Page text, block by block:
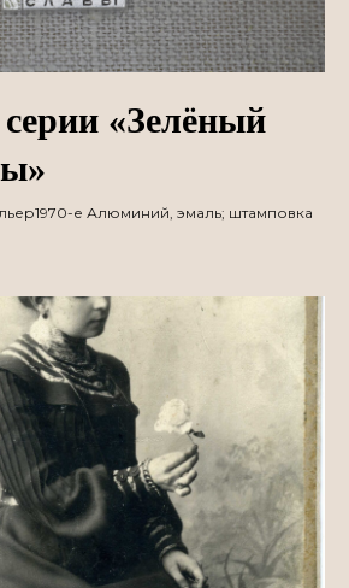
«Зелёный
е Алюминий, эмаль; штамповка